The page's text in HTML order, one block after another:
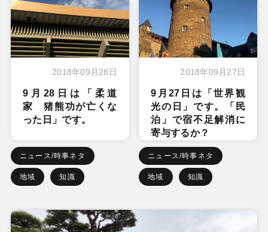
2018年09月28日
9月28日は「柔道
家 猪熊功が亡くな
った日」です。
ニュース/時事ネタ
地域 知識
2018年09月27日
9月27日は「世界観
光の日」です。「民
泊」で宿不足解消に
寄与するか？
ニュース/時事ネタ
地域 知識